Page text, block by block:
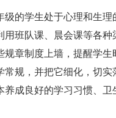
级的学生处于心理和生
用班队课、晨会课等各
规章制度上墙，提醒学
常规，并把它细化，切
养成良好的学习习惯、